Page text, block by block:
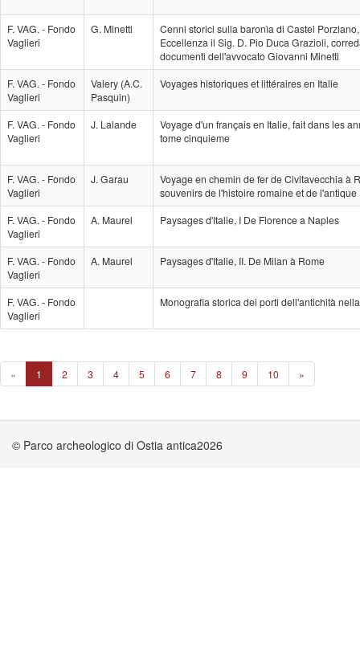
F. VAG. - Fondo
Vaglieri
G. Minetti
Cenni storici sulla baronìa di Castel
Eccellenza il Sig. D. Pio Duca Grazioli,
documenti dell'avvocato Giovanni Minetti
F. VAG. - Fondo
Vaglieri
Valery (A.C.
Pasquin)
Voyages historiques et littéraires en Italie
F. VAG. - Fondo
Vaglieri
J. Lalande
Voyage d'un français en Italie, fait dans les
tome cinquieme
F. VAG. - Fondo
Vaglieri
J. Garau
Voyage en chemin de fer de Civitavecchia à
souvenirs de l'histoire romaine et de l'antique
F. VAG. - Fondo
Vaglieri
A. Maurel Paysages d'Italie, I De Florence a Naples
F. VAG. - Fondo
Vaglieri
A. Maurel Paysages d'Italie, II. De Milan à Rome
F. VAG. - Fondo
Vaglieri
Monografia storica dei porti dell'antichità
« 1 2 3 4 5 6 7 8 9 10 »
© Parco archeologico di Ostia antica2026